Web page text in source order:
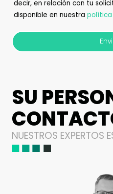
decir, en relación con tu
disponible en nuestra
SU
NUESTROS EXPERTOS